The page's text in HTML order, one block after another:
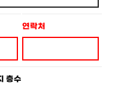
연락처
층수